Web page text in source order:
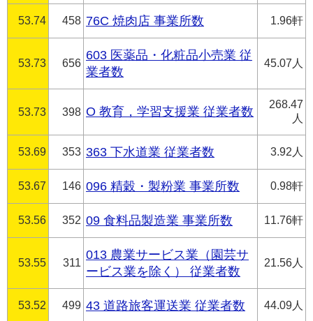
53.74 458 76C 焼肉店 事業所数 1.96軒
53.73 656
603 医薬品・化粧品小売業 従
業者数
45.07人
53.73 398 O 教育，学習支援業 従業者数
268.47
人
53.69 353 363 下水道業 従業者数 3.92人
53.67 146 096 精穀・製粉業 事業所数 0.98軒
53.56 352 09 食料品製造業 事業所数 11.76軒
53.55 311
013 農業サービス業（園芸サ
ービス業を除く） 従業者数
21.56人
53.52 499 43 道路旅客運送業 従業者数 44.09人